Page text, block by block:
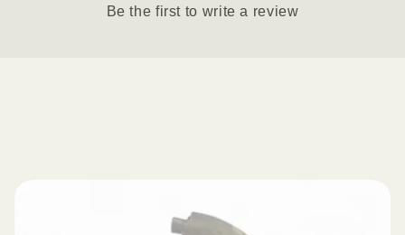
Be the first to write a review